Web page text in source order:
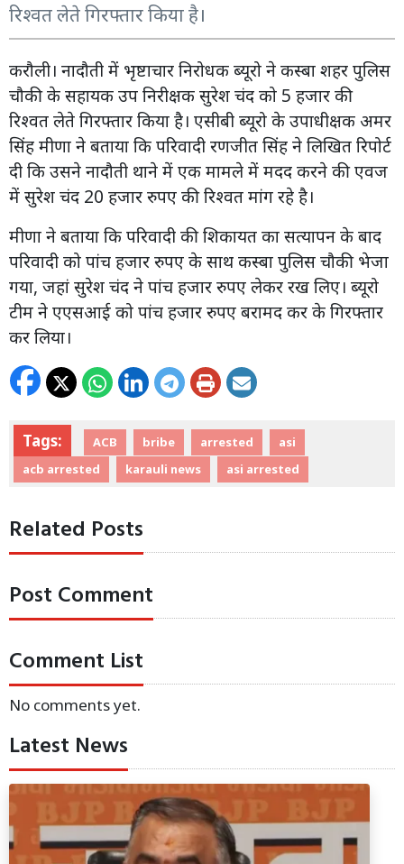
रिश्वत लेते गिरफ्तार किया है।
करौली। नादौती में भृष्टाचार निरोधक ब्यूरो ने कस्बा शहर पुलिस
चौकी के सहायक उप निरीक्षक सुरेश चंद को 5 हजार की
रिश्वत लेते गिरफ्तार किया है। एसीबी ब्यूरो के उपाधीक्षक अमर
सिंह मीणा ने बताया कि परिवादी रणजीत सिंह ने लिखित रिपोर्ट
दी कि उसने नादौती थाने में एक मामले में मदद करने की एवज
में सुरेश चंद 20 हजार रुपए की रिश्वत मांग रहे है।
मीणा ने बताया कि परिवादी की शिकायत का सत्यापन के बाद
परिवादी को पांच हजार रुपए के साथ कस्बा पुलिस चौकी भेजा
गया, जहां सुरेश चंद ने पांच हजार रुपए लेकर रख लिए। ब्यूरो
टीम ने एएसआई को पांच हजार रुपए बरामद कर के गिरफ्तार
कर लिया।
Tags: ACB bribe arrested
asi
acb arrested
karauli news asi arrested
Related Posts
Post Comment
Comment List
No comments yet.
Latest News